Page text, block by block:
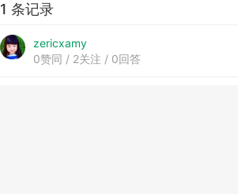
1 条记录
zericxamy
0赞同 / 2关注 / 0回答